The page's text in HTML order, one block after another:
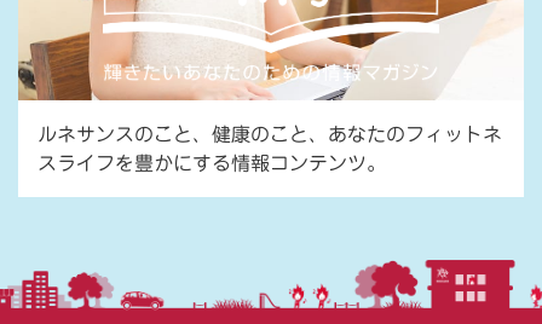
ルネサンスのこと、健康のこと、あなたのフィットネ
スライフを豊かにする情報コンテンツ。